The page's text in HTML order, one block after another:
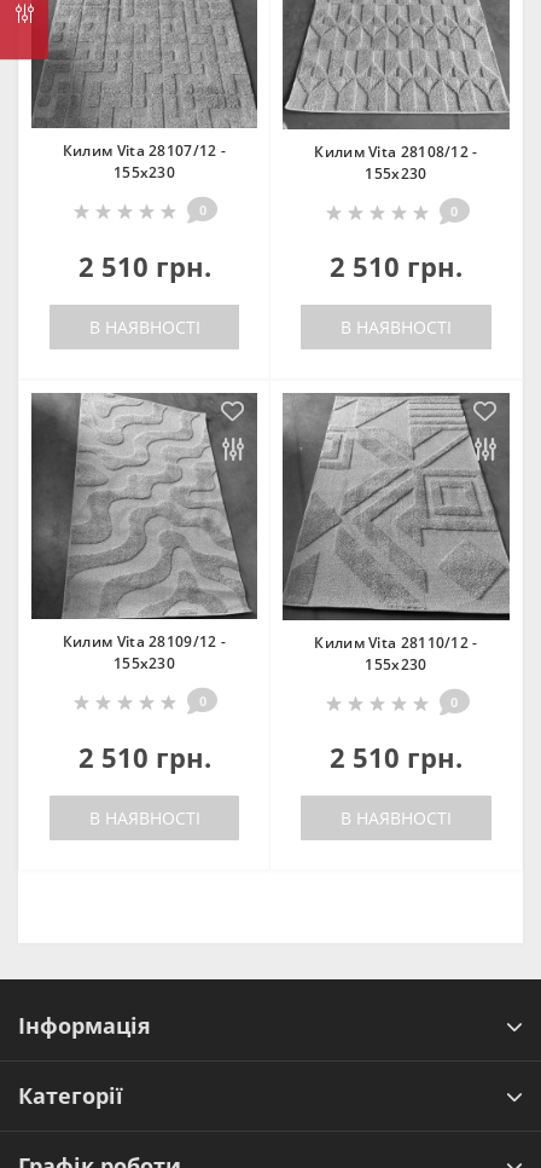
Килим Vita 28107/12 -
155х230
0
2 510 грн.
В НАЯВНОСТІ
Килим Vita 28108/12 -
155х230
0
2 510 грн.
В НАЯВНОСТІ
Килим Vita 28109/12 -
155х230
0
2 510 грн.
В НАЯВНОСТІ
Килим Vita 28110/12 -
155х230
0
2 510 грн.
В НАЯВНОСТІ
Інформація
Категорії